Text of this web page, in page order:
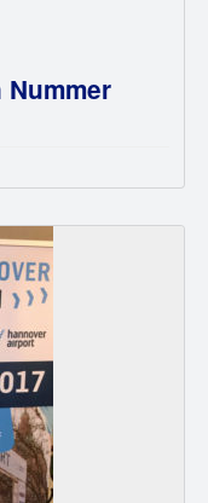
Nummer